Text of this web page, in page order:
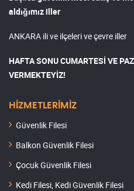
aldığımız iller
ANKARA ili ve ilçeleri ve çevre iller
HAFTA SONU CUMARTESİ VE
VERMEKTEYİZ!
HİZMETLERİMİZ
Güvenlik Filesi
Balkon Güvenlik Filesi
Çocuk Güvenlik Filesi
Kedi Filesi, Kedi Güvenlik Filesi